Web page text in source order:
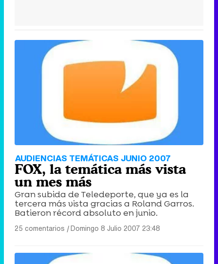
AUDIENCIAS TEMÁTICAS JUNIO 2007
FOX, la temática más vista
un mes más
Gran subida de Teledeporte, que ya es la
tercera más vista gracias a Roland Garros.
Batieron récord absoluto en junio.
25 comentarios |Domingo 8 Julio 2007 23:48